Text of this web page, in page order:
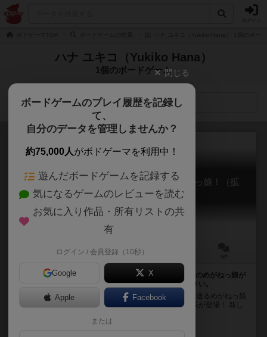
ハナ ユキコ（Yukiko Hana）
1個のボードゲーム
検索メニュー
めがねっ娘あわせ：ワイルドな3人のめがねっ娘！（拡
張）
30～60分
めがねっ娘好きによるめがねっ娘好きの為のゲーム3人のめがねっ娘が
追加されるよ！拡張のみでは遊べないのでご了承ください。
登場キャラクターめがねっ娘100%のめがねっ娘好きに送るめがねっ娘
好きのためのゲーム「めがねっ娘あわせ」に待望の拡張が登場！ 新し
閉じる
ボードゲームのプレイ履歴を記録し
て、
自分のデータを管理しませんか？
約75,000人がボドゲーマを利用中！
遊んだボードゲームを記録する
気になるゲームのレビューを読む
お気に入り作品・所有リストの共
有
ログイン / 会員登録（10秒）
Google X
Apple Facebook
または